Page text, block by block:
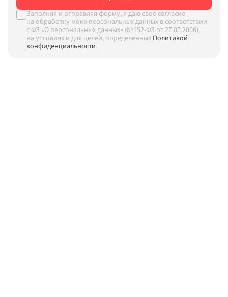
Заполняя и отправляя форму, я даю своё согласие
на обработку моих персональных данных в соответствии
с ФЗ «О персональных данных» (№152-ФЗ от 27.07.2006),
на условиях и для целей, определенныхПолитикой
конфиденциальности.